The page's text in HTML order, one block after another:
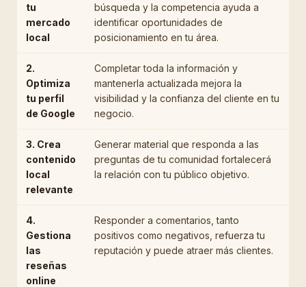
tu
mercado
local
búsqueda y la competencia ayuda a
identificar oportunidades de
posicionamiento en tu área.
2.
Optimiza
tu perfil
de Google
Completar toda la información y
mantenerla actualizada mejora la
visibilidad y la confianza del cliente en tu
negocio.
3. Crea
contenido
local
relevante
Generar material que responda a las
preguntas de tu comunidad fortalecerá
la relación con tu público objetivo.
4.
Gestiona
las
reseñas
online
Responder a comentarios, tanto
positivos como negativos, refuerza tu
reputación y puede atraer más clientes.